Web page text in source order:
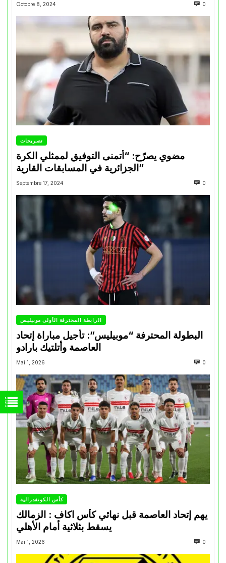
Octobre 8, 2024 0
تصريحات
مضوي يصرّح: “أتمنى التوفيق لممثلي الكرة
الجزائرية في المسابقات القارية”
Septembre 17, 2024 0
الرابطة المحترفة الأولى موبيليس
البطولة المحترفة “موبيليس”: تأجيل مباراة إتحاد
العاصمة وأتلتيك بارادو
Mai 1, 2026 0
كأس الكونفدرالية
يهم إتحاد العاصمة قبل نهائي كأس اكاف : الزمالك
Mai 1, 2026 0